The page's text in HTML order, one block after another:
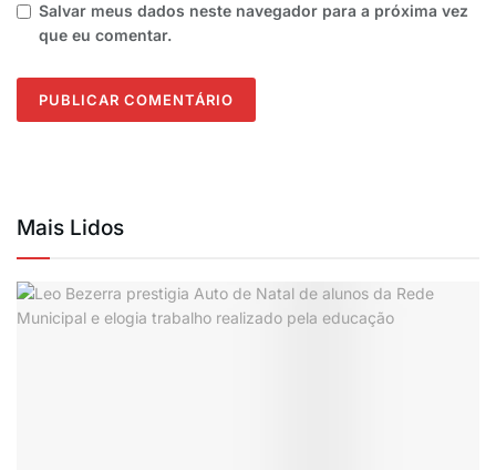
Salvar meus dados neste navegador para a próxima vez
que eu comentar.
Mais Lidos